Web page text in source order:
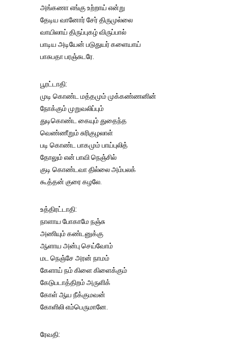
அங்கணா எங்கு உற்றாய் என்று
தேடிய வானோர் சேர் திருமுல்லை
வாயிலாய் திருப்புகழ் விருப்பால்
பாடிய அடியேன் படுதுயர் களையாய்
பாசுபதா பரஞ்சுடரே.
பூரட்டாதி:
முடி கொண்ட மத்தமும் முக்கண்ணனின்
நோக்கும் முறுவலிப்பும்
துடிகொண்ட கையும் துதைந்த
வெண்ணீறும் சுரிகுழலாள்
படி கொண்ட பாகமும் பாய்புலித்
தோலும் என் பாவி நெஞ்சில்
குடி கொண்டவா தில்லை அம்பலக்
கூத்தன் குரை கழலே.
உத்திரட்டாதி:
நாளாய போகாமே நஞ்சு
அணியும் கண்டனுக்கு
ஆளாய அன்பு செய்வோம்
மட நெஞ்சே அரன் நாமம்
கேளாய் நம் கிளை கிளைக்கும்
கேடுபடாத்திறம் அருளிக்
கோள் ஆய நீக்குமவன்
கோளிலி எம்பெருமானே.
ரேவதி: